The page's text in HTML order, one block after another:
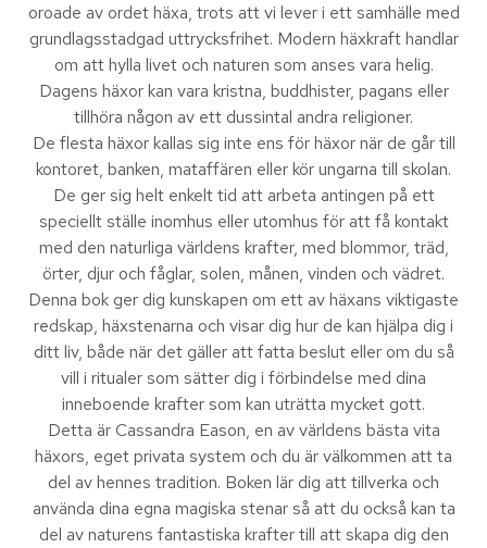
oroade av ordet häxa, trots att vi lever i ett samhälle med
grundlagsstadgad uttrycksfrihet. Modern häxkraft handlar
om att hylla livet och naturen som anses vara helig.
Dagens häxor kan vara kristna, buddhister, pagans eller
tillhöra någon av ett dussintal andra religioner.
De flesta häxor kallas sig inte ens för häxor när de går till
kontoret, banken, mataffären eller kör ungarna till skolan.
De ger sig helt enkelt tid att arbeta antingen på ett
speciellt ställe inomhus eller utomhus för att få kontakt
med den naturliga världens krafter, med blommor, träd,
örter, djur och fåglar, solen, månen, vinden och vädret.
Denna bok ger dig kunskapen om ett av häxans viktigaste
redskap, häxstenarna och visar dig hur de kan hjälpa dig i
ditt liv, både när det gäller att fatta beslut eller om du så
vill i ritualer som sätter dig i förbindelse med dina
inneboende krafter som kan uträtta mycket gott.
Detta är Cassandra Eason, en av världens bästa vita
häxors, eget privata system och du är välkommen att ta
del av hennes tradition. Boken lär dig att tillverka och
använda dina egna magiska stenar så att du också kan ta
del av naturens fantastiska krafter till att skapa dig den